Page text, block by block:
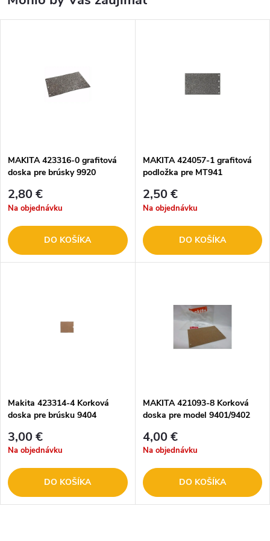
MAKITA 423316-0 grafitová
doska pre brúsky 9920
2,80 €
Na objednávku
DO KOŠÍKA
MAKITA 424057-1 grafitová
podložka pre MT941
2,50 €
Na objednávku
DO KOŠÍKA
Makita 423314-4 Korková
doska pre brúsku 9404
3,00 €
Na objednávku
DO KOŠÍKA
MAKITA 421093-8 Korková
doska pre model 9401/9402
4,00 €
Na objednávku
DO KOŠÍKA